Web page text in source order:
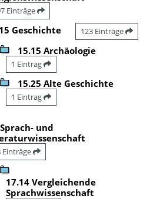
Einträge
15 Geschichte 123 Einträge
15.15 Archäologie
1 Eintrag
15.25 Alte Geschichte
1 Eintrag
und
Einträge
17.14 Vergleichende
Sprachwissenschaft